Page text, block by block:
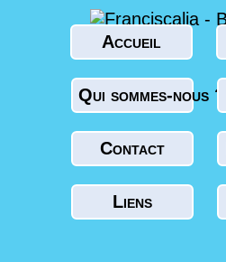
Accueil
Qui sommes-nous ?
Contact
Liens